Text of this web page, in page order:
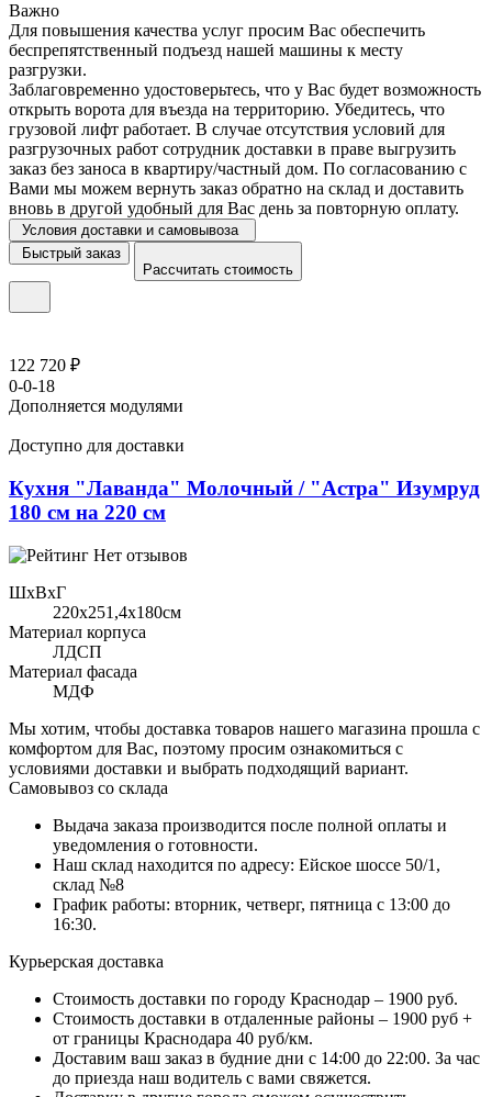
Важно
Для повышения качества услуг просим Вас обеспечить
беспрепятственный подъезд нашей машины к месту
разгрузки.
Заблаговременно удостоверьтесь, что у Вас будет возможность
открыть ворота для въезда на территорию. Убедитесь, что
грузовой лифт работает. В случае отсутствия условий для
разгрузочных работ сотрудник доставки в праве выгрузить
заказ без заноса в квартиру/частный дом. По согласованию с
Вами мы можем вернуть заказ обратно на склад и доставить
вновь в другой удобный для Вас день за повторную оплату.
Условия доставки и самовывоза
Быстрый заказ
Рассчитать стоимость
122 720 ₽
0-0-18
Дополняется модулями
Доступно для доставки
Кухня "Лаванда" Молочный / "Астра" Изумруд
180 см на 220 см
Нет отзывов
ШхВхГ
220x251,4х180см
Материал корпуса
ЛДСП
Материал фасада
МДФ
Мы хотим, чтобы доставка товаров нашего магазина прошла с
комфортом для Вас, поэтому просим ознакомиться с
условиями доставки и выбрать подходящий вариант.
Самовывоз со склада
Выдача заказа производится после полной оплаты и
уведомления о готовности.
Наш склад находится по адресу: Ейское шоссе 50/1,
склад №8
График работы: вторник, четверг, пятница с 13:00 до
16:30.
Курьерская доставка
Стоимость доставки по городу Краснодар – 1900 руб.
Стоимость доставки в отдаленные районы – 1900 руб +
от границы Краснодара 40 руб/км.
Доставим ваш заказ в будние дни с 14:00 до 22:00. За час
до приезда наш водитель с вами свяжется.